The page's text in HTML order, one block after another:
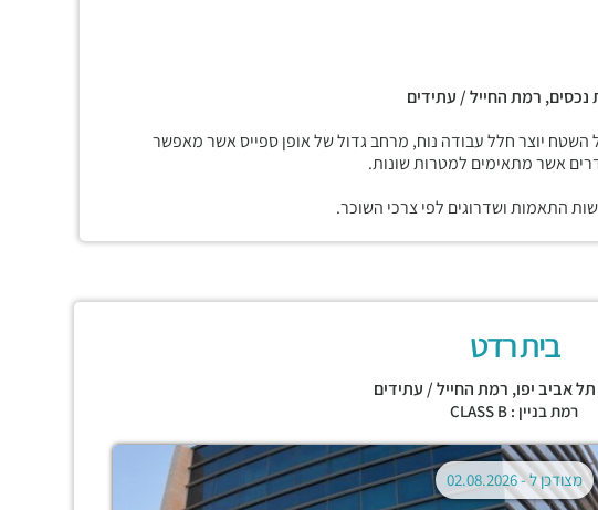
נכסים, רמת החייל / עתידים
השטח יוצר חלל עבודה נוח, מרחב גדול של אופן ספייס אשר מאפשר
אשר מתאימים למטרות שונות.
התאמות ושדרוגים לפי צרכי השוכר.
בית רדט
תל אביב יפו, רמת החייל / עתידים
רמת בניין : CLASS B
מצודכן ל -02.08.2026